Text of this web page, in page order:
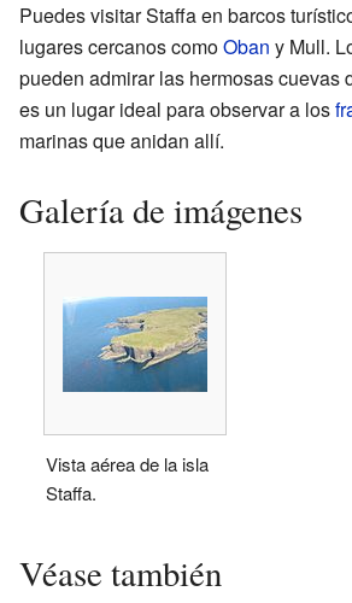
Puedes visitar Staffa en barcos
lugares cercanos comoOban y Mull.
pueden admirar las hermosas cuevas
es un lugar ideal para observar a los
marinas que anidan allí.
Galería de imágenes
Vista aérea de la isla
Staffa.
Véase también